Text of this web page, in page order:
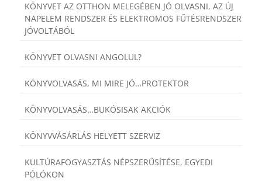
KÖNYVET AZ OTTHON MELEGÉBEN JÓ OLVASNI, AZ ÚJ
NAPELEM RENDSZER ÉS ELEKTROMOS FŰTÉSRENDSZER
JÓVOLTÁBÓL
KÖNYVET OLVASNI ANGOLUL?
KÖNYVOLVASÁS, MI MIRE JÓ…PROTEKTOR
KÖNYVOLVASÁS…BUKÓSISAK AKCIÓK
KÖNYVVÁSÁRLÁS HELYETT SZERVIZ
KULTÚRAFOGYASZTÁS NÉPSZERŰSÍTÉSE, EGYEDI
PÓLÓKON